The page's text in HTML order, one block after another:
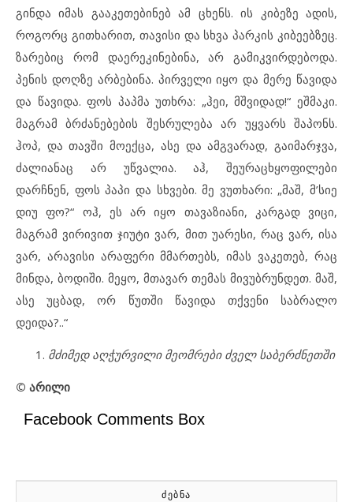
გინდა იმას გააკეთებინებ ამ ცხენს. ის კიბეზე ადის,
როგორც გითხარით, თავისი და სხვა პარკის კიბეებზეც.
ზარებიც რომ დაერეკინებინა, არ გამიკვირდებოდა.
პენის დოღზე არბებინა. პირველი იყო და მერე წავიდა
და წავიდა. ფოს პაპმა უთხრა: „ჰეი, მშვიდად!“ ეშმაკი.
მაგრამ ბრძანებების შესრულება არ უყვარს შაპონს.
ჰოპ, და თავში მოექცა, ასე და ამგვარად, გაიმარჯვა,
ძალიანაც არ უწვალია. აჰ, შეურაცხყოფილები
დარჩნენ, ფოს პაპი და სხვები. მე ვუთხარი: „მაშ, მ’სიე
დიუ ფო?“ ოჰ, ეს არ იყო თავაზიანი, კარგად ვიცი,
მაგრამ ვირივით ჯიუტი ვარ, მით უარესი, რაც ვარ, ისა
ვარ, არავისი არაფერი მმართებს, იმას ვაკეთებ, რაც
მინდა, ბოდიში. მეყო, მთავარ თემას მივუბრუნდეთ. მაშ,
ასე უცბად, ორ წუთში წავიდა თქვენი საბრალო
დეიდა?..“
მძიმედ აღჭურვილი მეომრები ძველ საბერძნეთში
© არილი
Facebook Comments Box
ᲫᲔᲑᲜᲐ